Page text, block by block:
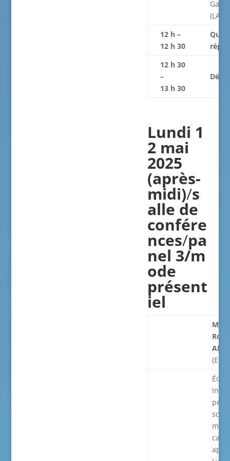
12 h –
12 h 30
12 h 30
–
13 h 30
Lundi 1
2 mai
2025
(après-
midi)/s
alle de
confére
nces/pa
nel 3/m
ode
présent
iel
(ENS)
cas